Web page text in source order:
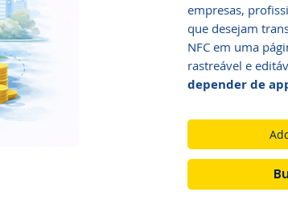
empresas,
que desejam
NFC em uma
rastreável e
depender de